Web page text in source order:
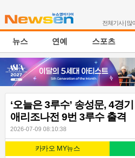
전체기사| 많
뉴스 연예 스포츠
‘오늘은 3루수’ 송성문, 4경
애리조나전 9번 3루수 출격
2026-07-09 08:10:38
카카오 MY뉴스